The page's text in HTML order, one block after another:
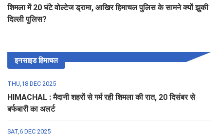
शिमला में 20 घंटे वोल्टेज ड्रामा, आखिर हिमाचल पुलिस के सामने क्यों झुकी
दिल्ली पुलिस?
इनसाइड हिमाचल
THU,18 DEC 2025
HIMACHAL : मैदानी शहरों से गर्म रही शिमला की रात, 20 दिसंबर से
बर्फबारी का अलर्ट
SAT,6 DEC 2025